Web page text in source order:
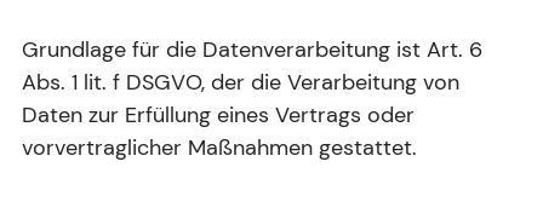
Grundlage für die Datenverarbeitung ist Art. 6
Abs. 1 lit. f DSGVO, der die Verarbeitung von
Daten zur Erfüllung eines Vertrags oder
vorvertraglicher Maßnahmen gestattet.